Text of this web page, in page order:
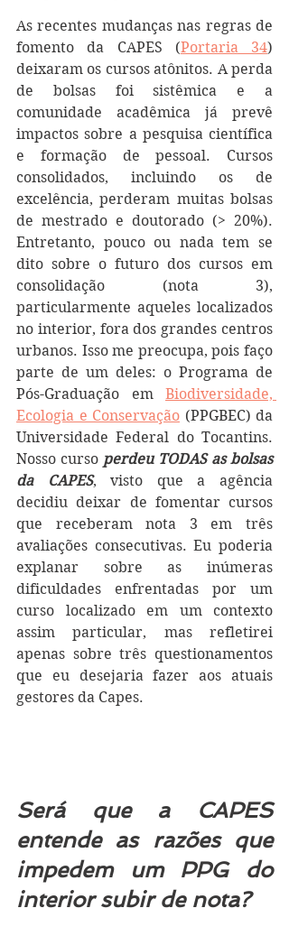
As recentes mudanças nas regras de
fomento da CAPES (Portaria 34)
deixaram os cursos atônitos. A perda
de bolsas foi sistêmica e a
comunidade acadêmica já prevê
impactos sobre a pesquisa científica
e formação de pessoal. Cursos
consolidados, incluindo os de
excelência, perderam muitas bolsas
de mestrado e doutorado (> 20%).
Entretanto, pouco ou nada tem se
dito sobre o futuro dos cursos em
consolidação (nota 3),
particularmente aqueles localizados
no interior, fora dos grandes centros
urbanos. Isso me preocupa, pois faço
parte de um deles: o Programa de
Pós-Graduação em Biodiversidade,
Ecologia e Conservação (PPGBEC) da
Universidade Federal do Tocantins.
Nosso curso perdeu TODAS as bolsas
da CAPES, visto que a agência
decidiu deixar de fomentar cursos
que receberam nota 3 em três
avaliações consecutivas. Eu poderia
explanar sobre as inúmeras
dificuldades enfrentadas por um
curso localizado em um contexto
assim particular, mas refletirei
apenas sobre três questionamentos
que eu desejaria fazer aos atuais
gestores da Capes.
Será que a CAPES
entende as razões que
impedem um PPG do
interior subir de nota?